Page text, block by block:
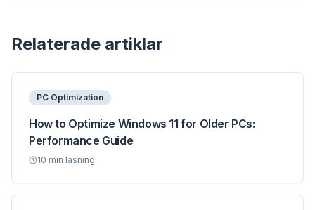
Relaterade artiklar
PC Optimization
How to Optimize Windows 11 for Older PCs:
Performance Guide
10 min läsning